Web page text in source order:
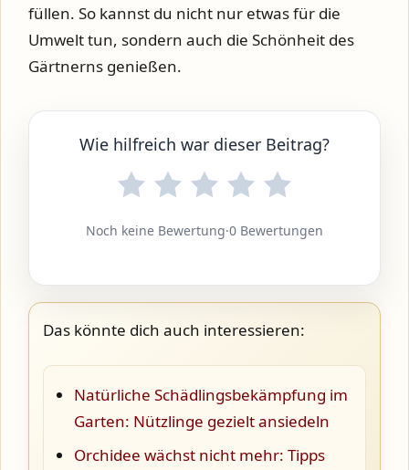
füllen. So kannst du nicht nur etwas für die
Umwelt tun, sondern auch die Schönheit des
Gärtnerns genießen.
Wie hilfreich war dieser Beitrag?
Noch keine Bewertung·0 Bewertungen
Das könnte dich auch interessieren:
Natürliche Schädlingsbekämpfung im
Garten: Nützlinge gezielt ansiedeln
Orchidee wächst nicht mehr: Tipps